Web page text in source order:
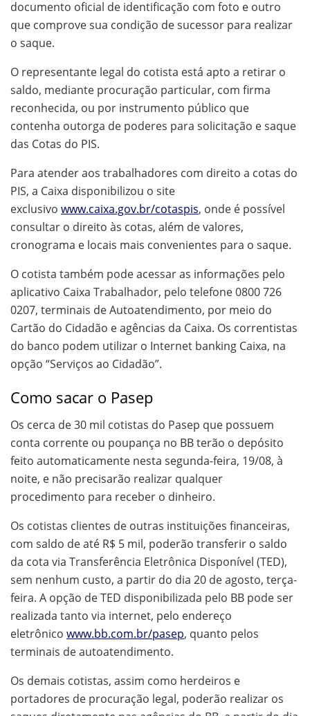
documento oficial de identificação com foto e outro
que comprove sua condição de sucessor para realizar
o saque.
O representante legal do cotista está apto a retirar o
saldo, mediante procuração particular, com firma
reconhecida, ou por instrumento público que
contenha outorga de poderes para solicitação e saque
das Cotas do PIS.
Para atender aos trabalhadores com direito a cotas do
PIS, a Caixa disponibilizou o site
exclusivo www.caixa.gov.br/cotaspis, onde é possível
consultar o direito às cotas, além de valores,
cronograma e locais mais convenientes para o saque.
O cotista também pode acessar as informações pelo
aplicativo Caixa Trabalhador, pelo telefone 0800 726
0207, terminais de Autoatendimento, por meio do
Cartão do Cidadão e agências da Caixa. Os correntistas
do banco podem utilizar o Internet banking Caixa, na
opção “Serviços ao Cidadão”.
Como sacar o Pasep
Os cerca de 30 mil cotistas do Pasep que possuem
conta corrente ou poupança no BB terão o depósito
feito automaticamente nesta segunda-feira, 19/08, à
noite, e não precisarão realizar qualquer
procedimento para receber o dinheiro.
Os cotistas clientes de outras instituições financeiras,
com saldo de até R$ 5 mil, poderão transferir o saldo
da cota via Transferência Eletrônica Disponível (TED),
sem nenhum custo, a partir do dia 20 de agosto, terça-
feira. A opção de TED disponibilizada pelo BB pode ser
realizada tanto via internet, pelo endereço
eletrônico www.bb.com.br/pasep, quanto pelos
terminais de autoatendimento.
Os demais cotistas, assim como herdeiros e
portadores de procuração legal, poderão realizar os